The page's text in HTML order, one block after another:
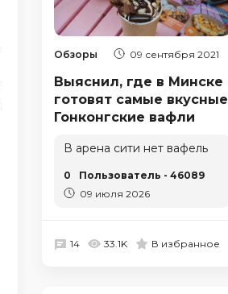
Обзоры 09 сентября 2021
Выяснил, где в Минске
готовят самые вкусные
Гонконгские вафли
В арена сити нет вафель
0
Пользователь - 46089
09 июля 2026
14 33.1K В избранное